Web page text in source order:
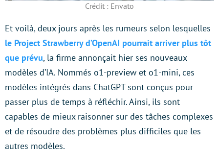
Crédit : Envato
Et voilà, deux jours après les rumeurs selon lesquelles
le Project Strawberry d’OpenAI pourrait arriver plus tôt
que prévu, la firme annonçait hier ses nouveaux
modèles d’IA. Nommés o1-preview et o1-mini, ces
modèles intégrés dans ChatGPT sont conçus pour
passer plus de temps à réfléchir. Ainsi, ils sont
capables de mieux raisonner sur des tâches complexes
et de résoudre des problèmes plus difficiles que les
autres modèles.